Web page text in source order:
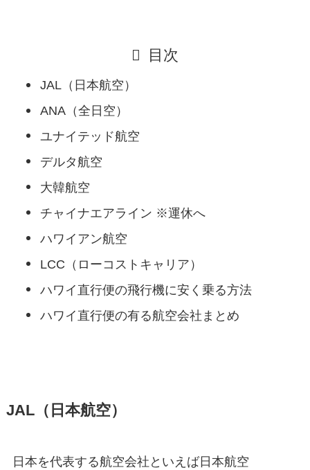
目次
JAL（日本航空）
ANA（全日空）
ユナイテッド航空
デルタ航空
大韓航空
チャイナエアライン ※運休へ
ハワイアン航空
LCC（ローコストキャリア）
ハワイ直行便の飛行機に安く乗る方法
ハワイ直行便の有る航空会社まとめ
JAL（日本航空）
日本を代表する航空会社といえば日本航空